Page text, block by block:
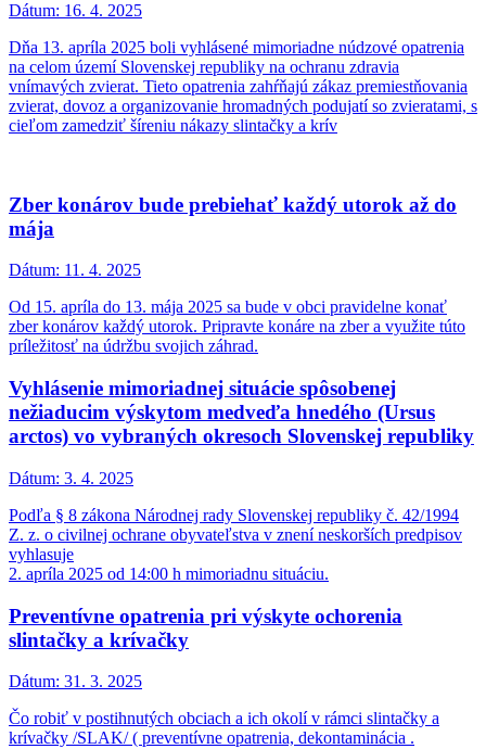
Dátum: 16. 4. 2025
Dňa 13. apríla 2025 boli vyhlásené mimoriadne núdzové opatrenia
na celom území Slovenskej republiky na ochranu zdravia
vnímavých zvierat. Tieto opatrenia zahŕňajú zákaz premiestňovania
zvierat, dovoz a organizovanie hromadných podujatí so zvieratami, s
cieľom zamedziť šíreniu nákazy slintačky a krív
Zber konárov bude prebiehať každý utorok až do
mája
Dátum: 11. 4. 2025
Od 15. apríla do 13. mája 2025 sa bude v obci pravidelne konať
zber konárov každý utorok. Pripravte konáre na zber a využite túto
príležitosť na údržbu svojich záhrad.
Vyhlásenie mimoriadnej situácie spôsobenej
nežiaducim výskytom medveďa hnedého (Ursus
arctos) vo vybraných okresoch Slovenskej republiky
Dátum: 3. 4. 2025
Podľa § 8 zákona Národnej rady Slovenskej republiky č. 42/1994
Z. z. o civilnej ochrane obyvateľstva v znení neskorších predpisov
vyhlasuje
2. apríla 2025 od 14:00 h mimoriadnu situáciu.
Preventívne opatrenia pri výskyte ochorenia
slintačky a krívačky
Dátum: 31. 3. 2025
Čo robiť v postihnutých obciach a ich okolí v rámci slintačky a
krívačky /SLAK/ ( preventívne opatrenia, dekontaminácia .